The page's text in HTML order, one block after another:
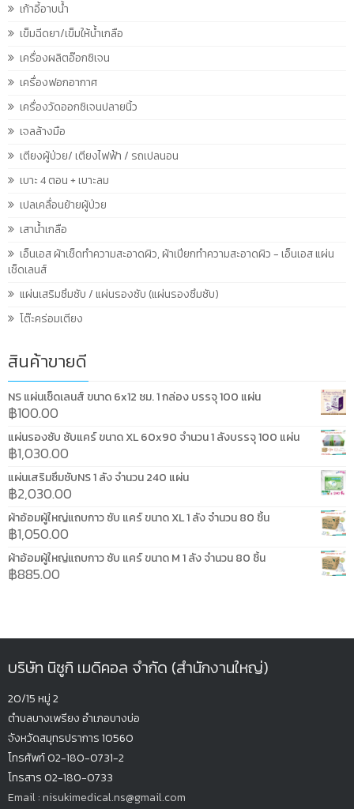
เก้าอี้อาบน้ำ
เข็มฉีดยา/เข็มให้น้ำเกลือ
เครื่องผลิตอ๊อกซิเจน
เครื่องฟอกอากาศ
เครื่องวัดออกซิเจนปลายนิ้ว
เจลล้างมือ
เตียงผู้ป่วย/ เตียงไฟฟ้า / รถเปลนอน
เบาะ 4 ตอน + เบาะลม
เปลเคลื่อนย้ายผู้ป่วย
เสาน้ำเกลือ
เอ็นเอส ผ้าเช็ดทำความสะอาดผิว, ผ้าเปียกทำความสะอาดผิว - เอ็นเอส แผ่น
เช็ดเลนส์
แผ่นเสริมซึมซับ / แผ่นรองซับ (แผ่นรองซึมซับ)
โต๊ะคร่อมเตียง
สินค้าขายดี
NS แผ่นเช็ดเลนส์ ขนาด 6x12 ซม. 1 กล่อง บรรจุ 100 แผ่น
฿100.00
แผ่นรองซับ ซับแคร์ ขนาด XL 60x90 จำนวน 1 ลังบรรจุ 100 แผ่น
฿1,030.00
แผ่นเสริมซึมซับNS 1 ลัง จำนวน 240 แผ่น
฿2,030.00
ผ้าอ้อมผู้ใหญ่แถบกาว ซับ แคร์ ขนาด XL 1 ลัง จำนวน 80 ชิ้น
฿1,050.00
ผ้าอ้อมผู้ใหญ่แถบกาว ซับ แคร์ ขนาด M 1 ลัง จำนวน 80 ชิ้น
฿885.00
บริษัท นิซูกิ เมดิคอล จำกัด (สำนักงานใหญ่)
20/15 หมู่ 2
ตำบลบางเพรียงอำเภอบางบ่อ
จังหวัดสมุทรปราการ 10560
โทรศัพท์ 02-180-0731-2
โทรสาร 02-180-0733
Email : nisukimedical.ns@gmail.com